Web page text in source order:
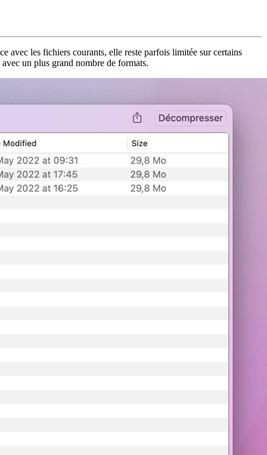
avec les fichiers courants, elle reste parfois limitée sur certains
un plus grand nombre de formats.